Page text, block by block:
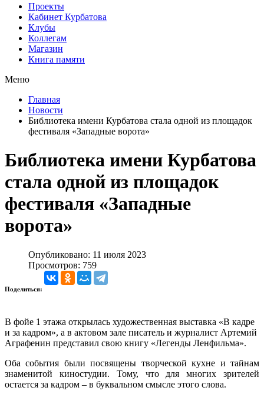
Проекты
Кабинет Курбатова
Клубы
Коллегам
Магазин
Книга памяти
Меню
Главная
Новости
Библиотека имени Курбатова стала одной из площадок
фестиваля «Западные ворота»
Библиотека имени Курбатова
стала одной из площадок
фестиваля «Западные
ворота»
Опубликовано: 11 июля 2023
Просмотров: 759
Поделиться:
В фойе 1 этажа открылась художественная выставка «В кадре
и за кадром», а в актовом зале писатель и журналист Артемий
Аграфенин представил свою книгу «Легенды Ленфильма».
Оба события были посвящены творческой кухне и тайнам
знаменитой киностудии. Тому, что для многих зрителей
остается за кадром – в буквальном смысле этого слова.